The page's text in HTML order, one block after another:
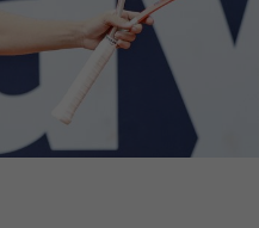
Einstellungen, falls der
dies eingestellt hat.